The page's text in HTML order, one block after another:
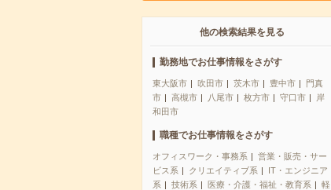
他の検索結果を見る
勤務地でお仕事情報をさがす
東大阪市 吹田市 茨木市 豊中市
門真
市
高槻市 八尾市 枚方市 守口市
岸
和田市
職種でお仕事情報をさがす
オフィスワーク・事務系
営業・販売・サー
ビス系
クリエイティブ系
IT・エンジニア
系
技術系 医療・介護・福祉・教育系
軽